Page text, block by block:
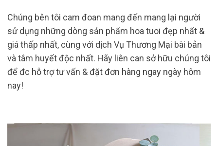
Chúng bên tôi cam đoan mang đến mang lại người
sử dụng những dòng sản phẩm hoa tuoi đẹp nhất &
giá thấp nhất, cùng với dịch Vụ Thương Mại bài bản
và tâm huyết độc nhất. Hãy liên can sở hữu chúng tôi
để đc hỗ trợ tư vấn & đặt đơn hàng ngay ngày hôm
nay!